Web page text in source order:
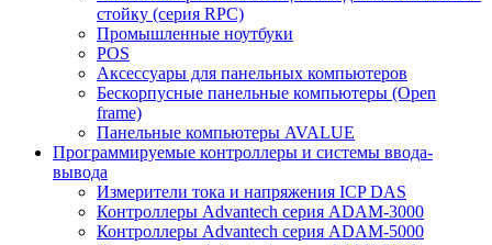
стойку (серия RPC)
Промышленные ноутбуки
POS
Аксессуары для панельных компьютеров
Бескорпусные панельные компьютеры (Open
frame)
Панельные компьютеры AVALUE
Программируемые контроллеры и системы ввода-
вывода
Измерители тока и напряжения ICP DAS
Контроллеры Advantech серия ADAM-3000
Контроллеры Advantech серия ADAM-5000